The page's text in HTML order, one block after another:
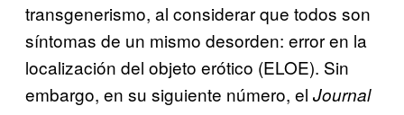
transgenerismo, al considerar que todos son
síntomas de un mismo desorden: error en la
localización del objeto erótico (ELOE). Sin
embargo, en su siguiente número, el Journal